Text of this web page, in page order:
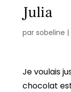
Julia
par sobeline |
Je voulais
chocolat